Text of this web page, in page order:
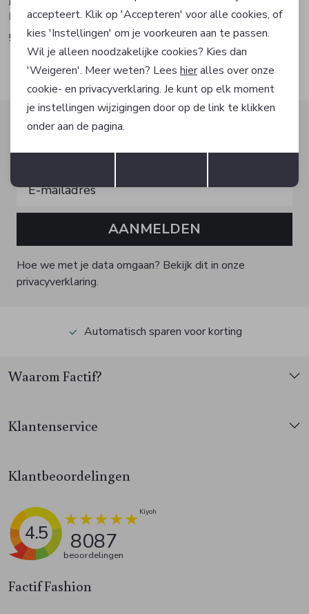
Pak
524,96 699,95
Pak
749,96 999,95
Altijd als eerste op de hoogte zijn?
AANMELDEN
Hoe we met je data omgaan? Bekijk dit in onze
privacyverklaring.
Automatisch sparen voor korting
Factif Fashion
Waarom Factif?
Klantenservice
Klantbeoordelingen
4.5 8087
beoordelingen
Terug Opslaan
accepteert. Klik op 'Accepteren' voor alle cookies, of
kies 'Instellingen' om je voorkeuren aan te passen.
Wil je alleen noodzakelijke cookies? Kies dan
'Weigeren'. Meer weten? Lees hieralles over onze
cookie- en privacyverklaring. Je kunt op elk moment
je instellingen wijzigingen door op de link te klikken
onder aan de pagina.